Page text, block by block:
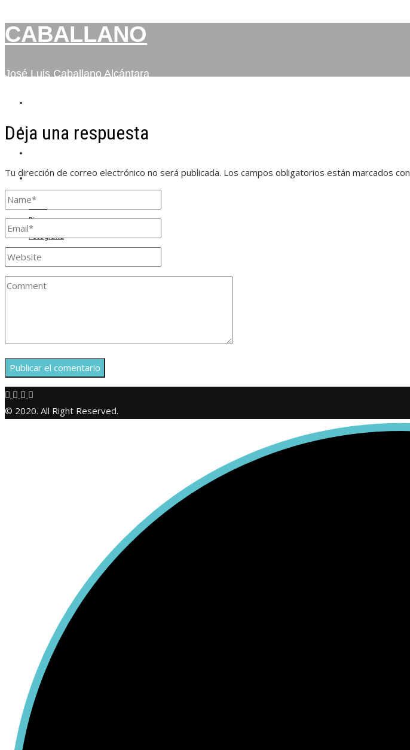
CABALLANO
José Luis Caballano Alcántara
BIO
CONTACTO
Inicio
Bio
Fotografía
Contacto
Deja una respuesta
Tu dirección de correo electrónico no será publicada. Los campos obligatorios están marcados con
© 2020. All Right Reserved.